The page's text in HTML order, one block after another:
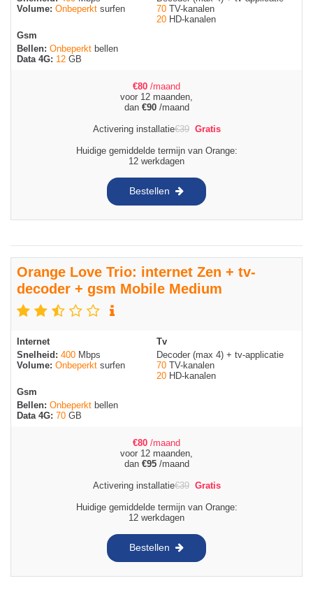
Volume: Onbeperkt surfen
70 TV-kanalen
20 HD-kanalen
Gsm
Bellen: Onbeperkt bellen
Data 4G: 12 GB
€80 /maand
voor 12 maanden,
dan €90/maand
Activering installatie€39 Gratis
Huidige gemiddelde termijn van Orange:
12 werkdagen
Bestellen
Orange Love Trio: internet Zen + tv-
decoder + gsm Mobile Medium
Internet
Snelheid: 400 Mbps
Volume: Onbeperkt surfen
Tv
Decoder (max 4) + tv-applicatie
70 TV-kanalen
20 HD-kanalen
Gsm
Bellen: Onbeperkt bellen
Data 4G: 70 GB
€80 /maand
voor 12 maanden,
dan €95/maand
Activering installatie€39 Gratis
Huidige gemiddelde termijn van Orange:
12 werkdagen
Bestellen